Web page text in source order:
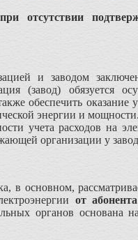
отсутствии
и заводом
(завод) обязуется
обеспечить оказание
энергии и мощности.
учета расходов на
организации у
в основном,
от
органов основана